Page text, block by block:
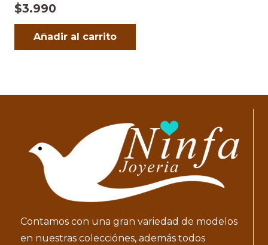
$3.990
Añadir al carrito
Contamos con una gran variedad de modelos
en nuestras colecciónes, además todos